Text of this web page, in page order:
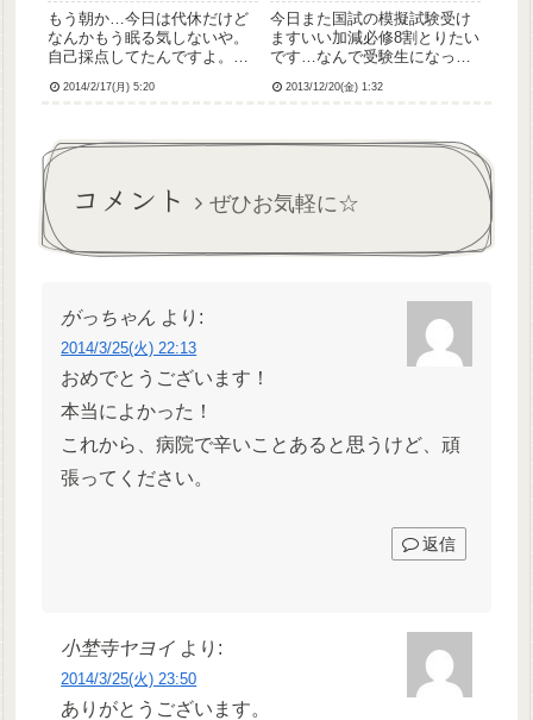
もう朝か…今日は代休だけど
なんかもう眠る気しないや。
自己採点してたんですよ。必
たらアウトだった。落とさな
けてる設問があったのでバラ
けてるところは不正解とし
2014/2/17(月) 5:20
今日また国試の模擬試験受け
ますいい加減必修8割とりたい
です…なんで受験生になって
には普通に8割とれてたのにい
も。うちの学校の実績「12年
2013/12/20(金) 1:32
コメント ぜひお気軽に☆
がっちゃん より:
2014/3/25(火) 22:13
おめでとうございます！
本当によかった！
これから、病院で辛いことあると思うけど、頑
張ってください。
返信
小埜寺ヤヨイ より:
2014/3/25(火) 23:50
ありがとうございます。